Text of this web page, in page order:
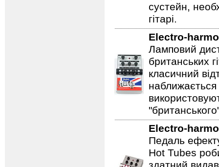
сустейн,
гітарі.
Electro-
Ламповий
британських
класичний
Electro-
Педаль
Hot Tubes